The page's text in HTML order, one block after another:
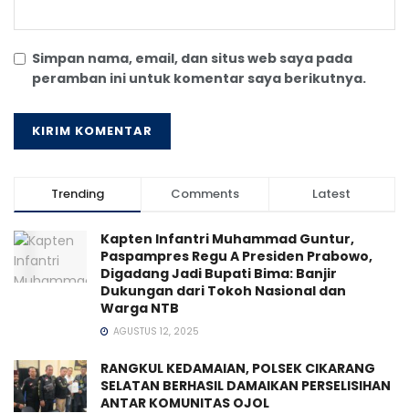
Simpan nama, email, dan situs web saya pada
peramban ini untuk komentar saya berikutnya.
Trending Comments Latest
Kapten Infantri Muhammad Guntur,
Paspampres Regu A Presiden Prabowo,
Digadang Jadi Bupati Bima: Banjir
Dukungan dari Tokoh Nasional dan
Warga NTB
AGUSTUS 12, 2025
RANGKUL KEDAMAIAN, POLSEK CIKARANG
SELATAN BERHASIL DAMAIKAN PERSELISIHAN
ANTAR KOMUNITAS OJOL